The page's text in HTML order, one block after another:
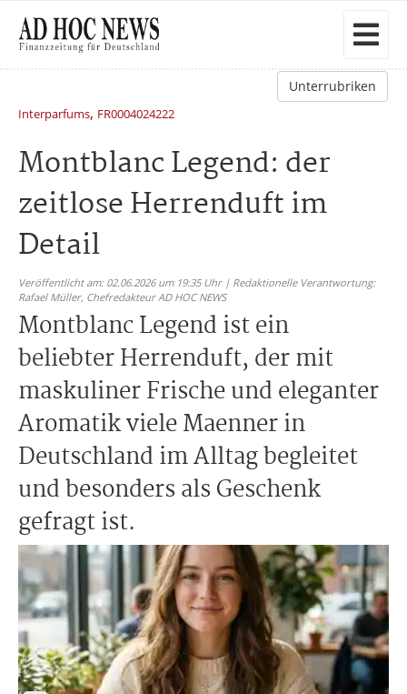
Unterrubriken
Interparfums, FR0004024222
Montblanc Legend: der
zeitlose Herrenduft im
Detail
Veröffentlicht am: 02.06.2026 um 19:35 Uhr | Redaktionelle Verantwortung:
Rafael Müller, Chefredakteur AD HOC NEWS
Montblanc Legend ist ein
beliebter Herrenduft, der mit
maskuliner Frische und eleganter
Aromatik viele Maenner in
Deutschland im Alltag begleitet
und besonders als Geschenk
gefragt ist.